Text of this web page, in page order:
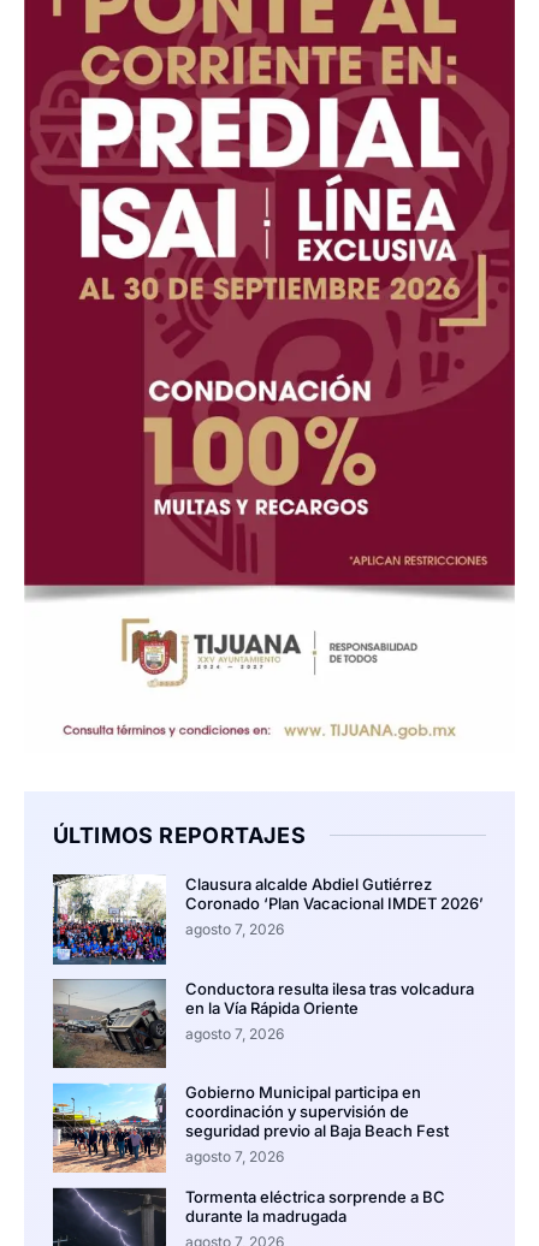
ÚLTIMOS REPORTAJES
Clausura alcalde Abdiel Gutiérrez
Coronado ‘Plan Vacacional IMDET 2026’
agosto 7, 2026
Conductora resulta ilesa tras volcadura
en la Vía Rápida Oriente
agosto 7, 2026
Gobierno Municipal participa en
coordinación y supervisión de
seguridad previo al Baja Beach Fest
agosto 7, 2026
Tormenta eléctrica sorprende a BC
durante la madrugada
agosto 7, 2026